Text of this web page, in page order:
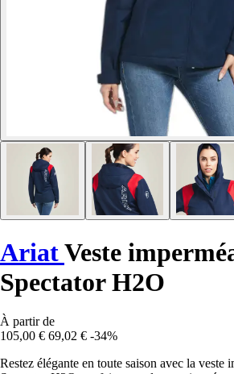
AriatVeste
Spectator H2O
À partir de
105,00 € 69,02 € -34%
Restez élégante en toute saison avec la veste